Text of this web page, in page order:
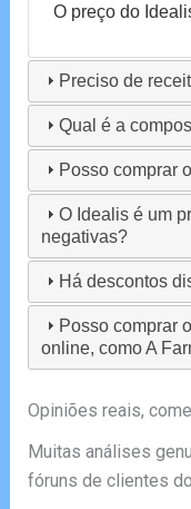
O preço do
Preciso de
Qual é a
Posso comprar
O Idealis é um
negativas?
Há descontos
Posso comprar
online, como A
Opiniões reais,
Muitas análises
fóruns de clientes